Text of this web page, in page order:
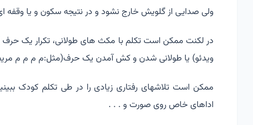
ولی صدایی از گلویش خارج نشود و در نتیجه سکون و یا وقفه
در لکنت ممکن است تکلم با مکث های طولانی، تکرار یک
ویدئو) یا طولانی شدن و کش آمدن یک حرف(مثل:م م م م
ممکن است تلاشهای رفتاری زیادی را در طی تکلم کودک
اداهای خاص روی صورت و . . .